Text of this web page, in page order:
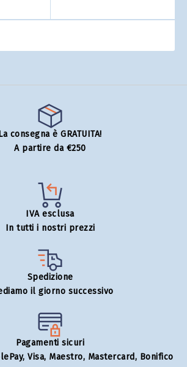
consegna è GRATUITA!
A partire da €250
IVA esclusa
In tutti i nostri prezzi
Spedizione
il giorno successivo
Pagamenti sicuri
Visa, Maestro, Mastercard, Bonifico